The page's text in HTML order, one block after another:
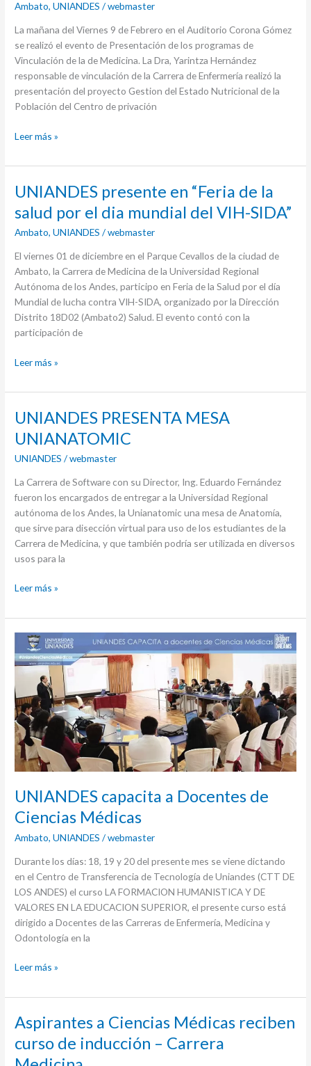
Ambato,UNIANDES /webmaster
La mañana del Viernes 9 de Febrero en el Auditorio Corona Gómez
se realizó el evento de Presentación de los programas de
Vinculación de la de Medicina. La Dra, Yarintza Hernández
responsable de vinculación de la Carrera de Enfermería realizó la
presentación del proyecto Gestion del Estado Nutricional de la
Población del Centro de privación
Leer más »
UNIANDES presente en “Feria de la
salud por el dia mundial del VIH-SIDA”
Ambato,UNIANDES /webmaster
El viernes 01 de diciembre en el Parque Cevallos de la ciudad de
Ambato, la Carrera de Medicina de la Universidad Regional
Autónoma de los Andes, participo en Feria de la Salud por el día
Mundial de lucha contra VIH-SIDA, organizado por la Dirección
Distrito 18D02 (Ambato2) Salud. El evento contó con la
participación de
UNIANDES
en
“Feria
mundial
Leer más »
UNIANDES PRESENTA MESA
UNIANATOMIC
UNIANDES /webmaster
La Carrera de Software con su Director, Ing. Eduardo Fernández
fueron los encargados de entregar a la Universidad Regional
autónoma de los Andes, la Unianatomic una mesa de Anatomía,
que sirve para disección virtual para uso de los estudiantes de la
Carrera de Medicina, y que también podría ser utilizada en diversos
usos para la
UNIANDES
MESA
UNIANATOMIC
Leer más »
UNIANDES capacita a Docentes de
Ciencias Médicas
Ambato,UNIANDES /webmaster
Durante los días: 18, 19 y 20 del presente mes se viene dictando
en el Centro de Transferencia de Tecnología de Uniandes (CTT DE
LOS ANDES) el curso LA FORMACION HUMANISTICA Y DE
VALORES EN LA EDUCACION SUPERIOR, el presente curso está
dirigido a Docentes de las Carreras de Enfermería, Medicina y
Odontología en la
UNIANDES
capacita
a
Docentes
de
Ciencias
Médicas
Leer más »
Aspirantes a Ciencias Médicas reciben
curso de inducción – Carrera
Aspirantes
Ciencias